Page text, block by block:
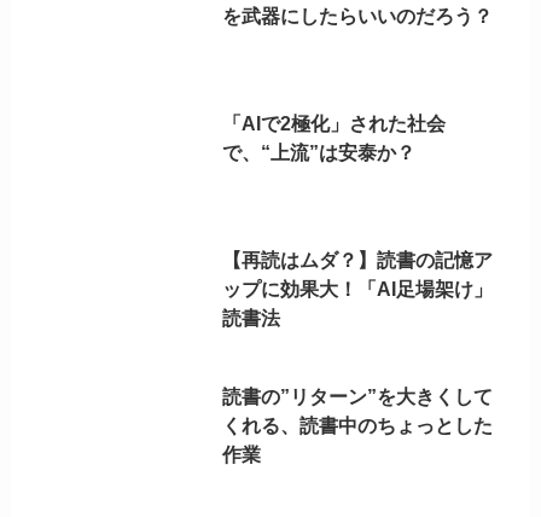
を武器にしたらいいのだろう？
「AIで2極化」された社会
で、“上流”は安泰か？
【再読はムダ？】読書の記憶ア
ップに効果大！「AI足場架け」
読書法
読書の”リターン”を大きくして
くれる、読書中のちょっとした
作業